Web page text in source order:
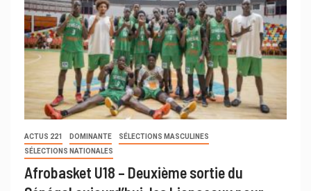
ACTUS 221 DOMINANTE
SÉLECTIONS MASCULINES
SÉLECTIONS NATIONALES
Afrobasket U18 – Deuxième sortie du